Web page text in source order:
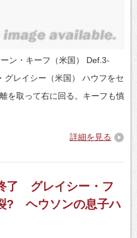
ン・キーフ（米国） Def.3-
レイシー（米国） ハウフをセ
を取って右に回る。キーフも慎
詳細を見る
了 グレイシー・フ
? ヘウソンの息子ハ